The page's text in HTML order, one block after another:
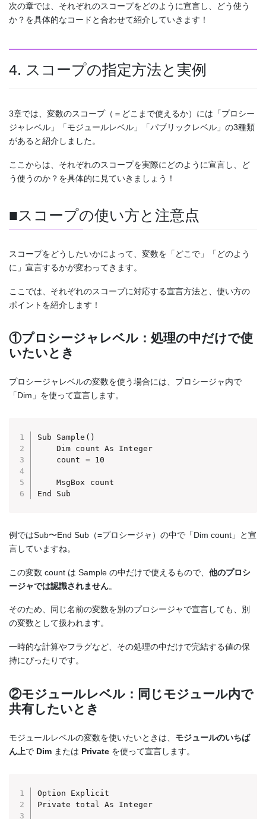
次の章では、それぞれのスコープをどのように宣言し、どう使う
か？を具体的なコードと合わせて紹介していきます！
4. スコープの指定方法と実例
3章では、変数のスコープ（＝どこまで使えるか）には「プロシー
ジャレベル」「モジュールレベル」「パブリックレベル」の3種類
があると紹介しました。
ここからは、それぞれのスコープを実際にどのように宣言し、ど
う使うのか？を具体的に見ていきましょう！
■スコープの使い方と注意点
スコープをどうしたいかによって、変数を「どこで」「どのよう
に」宣言するかが変わってきます。
ここでは、それぞれのスコープに対応する宣言方法と、使い方の
ポイントを紹介します！
①プロシージャレベル：処理の中だけで使
いたいとき
プロシージャレベルの変数を使う場合には、プロシージャ内で
「Dim」を使って宣言します。
Sub Sample()
    Dim count As Integer
    count = 10
    MsgBox count
End Sub
例ではSub〜End Sub（=プロシージャ）の中で「Dim count」と宣
言していますね。
この変数 count は Sample の中だけで使えるもので、 他のプロシ
ージャでは認識されません。
そのため、同じ名前の変数を別のプロシージャで宣言しても、別
の変数として扱われます。
一時的な計算やフラグなど、その処理の中だけで完結する値の保
持にぴったりです。
②モジュールレベル：同じモジュール内で
共有したいとき
モジュールレベルの変数を使いたいときは、 モジュールのいちば
ん上で Dim または Private を使って宣言します。
Option Explicit
Private total As Integer